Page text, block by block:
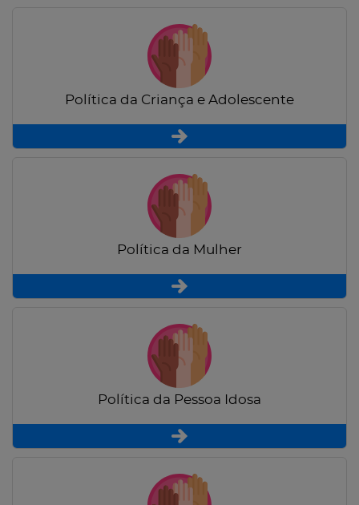
Política da Criança e Adolescente
Política da Mulher
Política da Pessoa Idosa